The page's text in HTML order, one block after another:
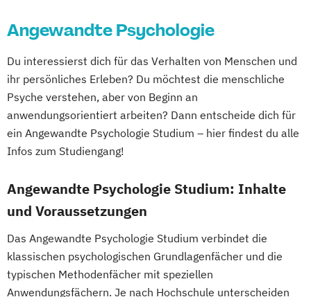
Angewandte Psychologie
Du interessierst dich für das Verhalten von Menschen und
ihr persönliches Erleben? Du möchtest die menschliche
Psyche verstehen, aber von Beginn an
anwendungsorientiert arbeiten? Dann entscheide dich für
ein Angewandte Psychologie Studium – hier findest du alle
Infos zum Studiengang!
Angewandte Psychologie Studium: Inhalte
und Voraussetzungen
Das Angewandte Psychologie Studium verbindet die
klassischen psychologischen Grundlagenfächer und die
typischen Methodenfächer mit speziellen
Anwendungsfächern. Je nach Hochschule unterscheiden